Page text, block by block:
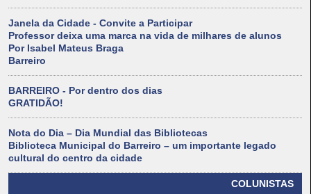
Janela da Cidade - Convite a Participar
Professor deixa uma marca na vida de milhares de alunos
Por Isabel Mateus Braga
Barreiro
BARREIRO - Por dentro dos dias
GRATIDÃO!
Nota do Dia – Dia Mundial das Bibliotecas
Biblioteca Municipal do Barreiro – um importante legado
cultural do centro da cidade
COLUNISTAS